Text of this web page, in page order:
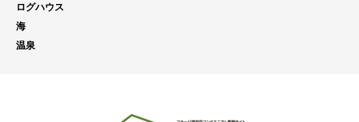
ログハウス
海
温泉